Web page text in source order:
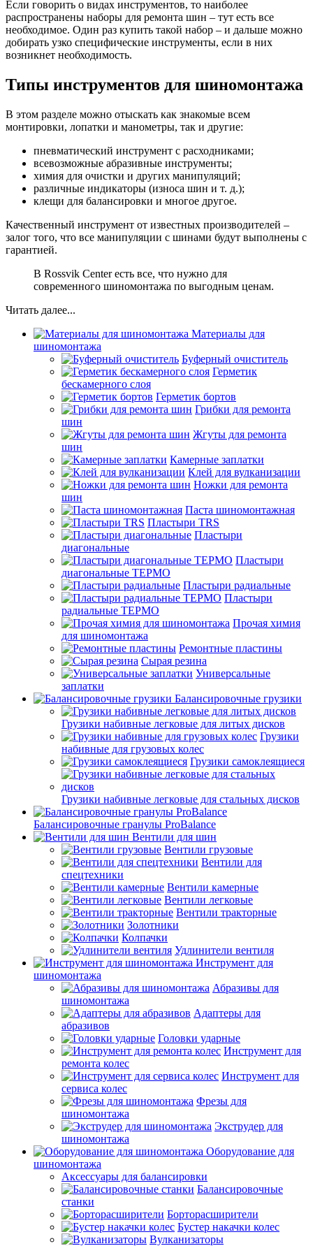
Если говорить о видах инструментов, то наиболее
распространены наборы для ремонта шин – тут есть все
необходимое. Один раз купить такой набор – и дальше можно
добирать узко специфические инструменты, если в них
возникнет необходимость.
Типы инструментов для шиномонтажа
В этом разделе можно отыскать как знакомые всем
монтировки, лопатки и манометры, так и другие:
пневматический инструмент с расходниками;
всевозможные абразивные инструменты;
химия для очистки и других манипуляций;
различные индикаторы (износа шин и т. д.);
клещи для балансировки и многое другое.
Качественный инструмент от известных производителей –
залог того, что все манипуляции с шинами будут выполнены с
гарантией.
В Rossvik Center есть все, что нужно для
современного шиномонтажа по выгодным ценам.
Читать далее...
Материалы для
шиномонтажа
Буферный очиститель
Герметик
бескамерного слоя
Герметик бортов
Грибки для ремонта
шин
Жгуты для ремонта
шин
Камерные заплатки
Клей для вулканизации
Ножки для ремонта
шин
Паста шиномонтажная
Пластыри TRS
Пластыри
диагональные
Пластыри
диагональные ТЕРМО
Пластыри радиальные
Пластыри
радиальные ТЕРМО
Прочая химия
для шиномонтажа
Ремонтные пластины
Сырая резина
Универсальные
заплатки
Балансировочные грузики
Грузики набивные легковые для литых дисков
Грузики
набивные для грузовых колес
Грузики самоклеящиеся
Грузики набивные легковые для стальных дисков
Балансировочные гранулы ProBalance
Вентили для шин
Вентили грузовые
Вентили для
спецтехники
Вентили камерные
Вентили легковые
Вентили тракторные
Золотники
Колпачки
Удлинители вентиля
Инструмент для
шиномонтажа
Абразивы для
шиномонтажа
Адаптеры для
абразивов
Головки ударные
Инструмент для
ремонта колес
Инструмент для
сервиса колес
Фрезы для
шиномонтажа
Экструдер для
шиномонтажа
Оборудование для
шиномонтажа
Аксессуары для балансировки
Балансировочные
станки
Борторасширители
Бустер накачки колес
Вулканизаторы